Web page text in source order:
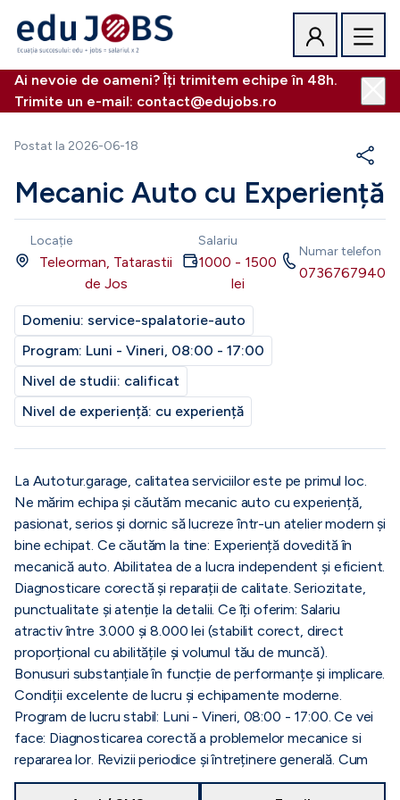
Ai nevoie de oameni? Îți trimitem echipe în 48h.
Trimite un e-mail: contact@edujobs.ro
Postat la 2026-06-18
Mecanic Auto cu Experiență
Locație
Teleorman, Tatarastii
de Jos
Salariu
1000 - 1500
lei
Numar telefon
0736767940
Domeniu: service-spalatorie-auto
Program: Luni - Vineri, 08:00 - 17:00
Nivel de studii: calificat
Nivel de experiență: cu experiență
La Autotur.garage, calitatea serviciilor este pe primul loc.
Ne mărim echipa și căutăm mecanic auto cu experiență,
pasionat, serios și dornic să lucreze într-un atelier modern și
bine echipat. Ce căutăm la tine: Experiență dovedită în
mecanică auto. Abilitatea de a lucra independent și eficient.
Diagnosticare corectă și reparații de calitate. Seriozitate,
punctualitate și atenție la detalii. Ce îți oferim: Salariu
atractiv între 3.000 și 8.000 lei (stabilit corect, direct
proporțional cu abilitățile și volumul tău de muncă).
Bonusuri substanțiale în funcție de performanțe și implicare.
Condiții excelente de lucru și echipamente moderne.
Program de lucru stabil: Luni - Vineri, 08:00 - 17:00. Ce vei
face: Diagnosticarea corectă a problemelor mecanice si
repararea lor. Revizii periodice și întreținere generală. Cum
aplici? Sună direct la numărul de telefon sau vino direct la